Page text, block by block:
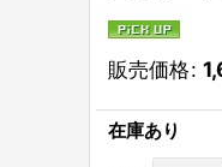
販売価格:
在庫あり